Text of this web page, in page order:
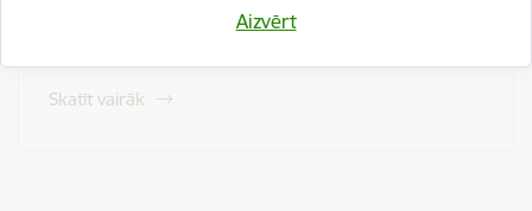
Aizvērt
Skatīt vairāk